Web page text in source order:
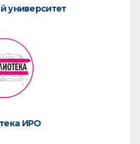
университет
ИРО